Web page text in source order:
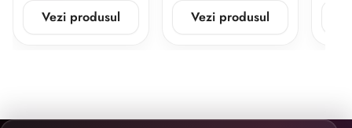
Vezi produsul Vezi produsul